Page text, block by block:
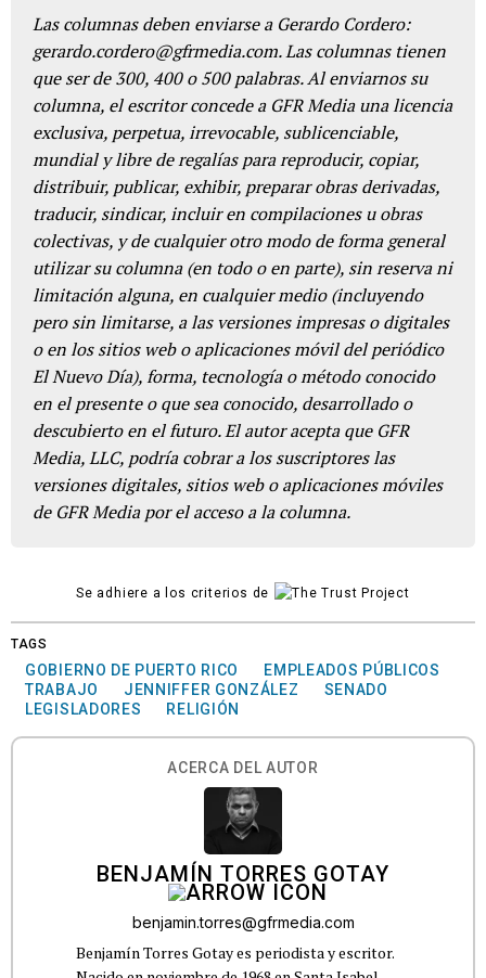
Las columnas deben enviarse a Gerardo Cordero:
gerardo.cordero@gfrmedia.com. Las columnas tienen
que ser de 300, 400 o 500 palabras. Al enviarnos su
columna, el escritor concede a GFR Media una licencia
exclusiva, perpetua, irrevocable, sublicenciable,
mundial y libre de regalías para reproducir, copiar,
distribuir, publicar, exhibir, preparar obras derivadas,
traducir, sindicar, incluir en compilaciones u obras
colectivas, y de cualquier otro modo de forma general
utilizar su columna (en todo o en parte), sin reserva ni
limitación alguna, en cualquier medio (incluyendo
pero sin limitarse, a las versiones impresas o digitales
o en los sitios web o aplicaciones móvil del periódico
El Nuevo Día), forma, tecnología o método conocido
en el presente o que sea conocido, desarrollado o
descubierto en el futuro. El autor acepta que GFR
Media, LLC, podría cobrar a los suscriptores las
versiones digitales, sitios web o aplicaciones móviles
de GFR Media por el acceso a la columna.
Se adhiere a los criterios de
TAGS
GOBIERNO DE PUERTO RICO
EMPLEADOS PÚBLICOS
TRABAJO
JENNIFFER GONZÁLEZ
SENADO
LEGISLADORES
RELIGIÓN
ACERCA DEL AUTOR
BENJAMÍN TORRES GOTAY
benjamin.torres@gfrmedia.com
Benjamín Torres Gotay es periodista y escritor.